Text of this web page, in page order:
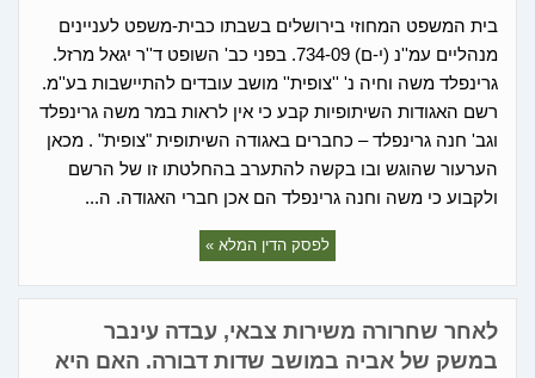
בית המשפט המחוזי בירושלים בשבתו כבית-משפט לעניינים
מנהליים עמ''נ (י-ם) 734-09. בפני כב' השופט ד''ר יגאל מרזל.
גרינפלד משה וחיה נ' ''צופית'' מושב עובדים להתיישבות בע''מ.
רשם האגודות השיתופיות קבע כי אין לראות במר משה גרינפלד
וגב' חנה גרינפלד – כחברים באגודה השיתופית "צופית" . מכאן
הערעור שהוגש ובו בקשה להתערב בהחלטתו זו של הרשם
ולקבוע כי משה וחנה גרינפלד הם אכן חברי האגודה. ה...
לפסק הדין המלא »
לאחר שחרורה משירות צבאי, עבדה עינבר
במשק של אביה במושב שדות דבורה. האם היא